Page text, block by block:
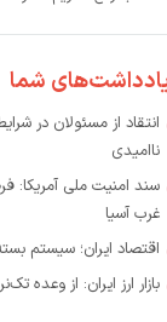
شما
انتقاد از مسئولان در
ناامیدی
سند امنیت ملی آمریکا:
غرب آسیا
اقتصاد ایران؛ سیستم
بازار ارز ایران: از وعده